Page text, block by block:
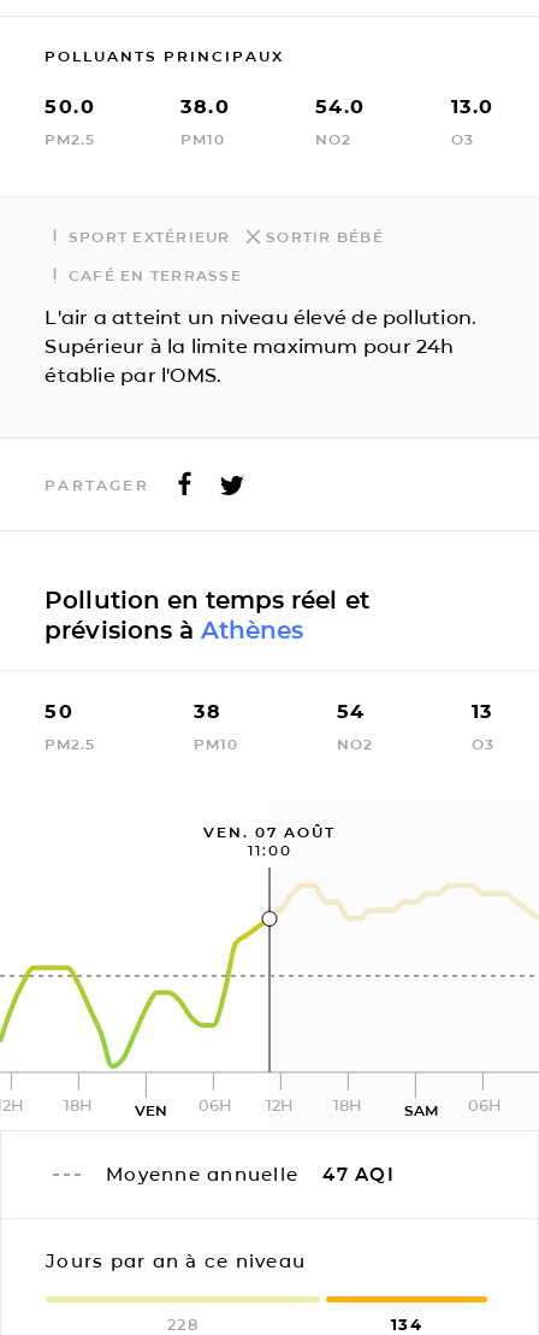
POLLUANTS PRINCIPAUX
50.0
PM2.5
38.0
PM10
54.0
NO2
13.0
O3
SPORT EXTÉRIEUR SORTIR BÉBÉ
CAFÉ EN TERRASSE
L'air a atteint un niveau élevé de pollution.
Supérieur à la limite maximum pour 24h
établie par l'OMS.
PARTAGER
Pollution en temps réel et
prévisions à Athènes
50
PM2.5
38
PM10
54
NO2
13
O3
VEN. 07 AOÛT
11:00
18H VEN 06H 12H 18H SAM 06H
Moyenne annuelle 47 AQI
Jours par an à ce niveau
228 134